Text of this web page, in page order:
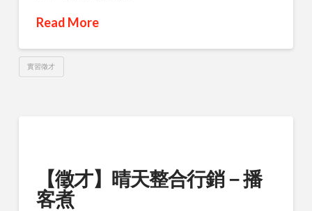
Read More
實習徵才
【徵才】晴天整合行銷－播
客煮